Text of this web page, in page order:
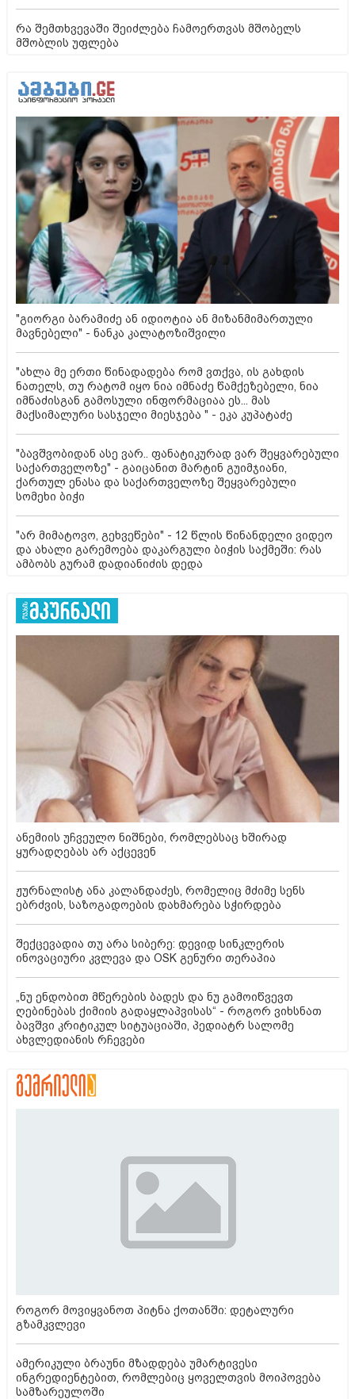
რა შემთხვევაში შეიძლება ჩამოერთვას მშობელს
მშობლის უფლება
"გიორგი ბარამიძე ან იდიოტია ან მიზანმიმართული
მავნებელი" - ნანკა კალატოზიშვილი
"ახლა მე ერთი წინადადება რომ ვთქვა, ის გახდის
ნათელს, თუ რატომ იყო ნია იმნაძე წამქეზებელი, ნია
იმნაძისგან გამოსული ინფორმაციაა ეს... მას
მაქსიმალური სასჯელი მიესჯება " - ეკა კუპატაძე
"ბავშვობიდან ასე ვარ.. ფანატიკურად ვარ შეყვარებული
საქართველოზე" - გაიცანით მარტინ გუიმჯიანი,
ქართულ ენასა და საქართველოზე შეყვარებული
სომეხი ბიჭი
"არ მიმატოვო, გეხვეწები" - 12 წლის წინანდელი ვიდეო
და ახალი გარემოება დაკარგული ბიჭის საქმეში: რას
ამბობს გურამ დადიანიძის დედა
ანემიის უჩვეულო ნიშნები, რომლებსაც ხშირად
ყურადღებას არ აქცევენ
ჟურნალისტ ანა კალანდაძეს, რომელიც მძიმე სენს
ებრძვის, საზოგადოების დახმარება სჭირდება
შექცევადია თუ არა სიბერე: დევიდ სინკლერის
ინოვაციური კვლევა და OSK გენური თერაპია
„ნუ ენდობით მწერების ბადეს და ნუ გამოიწვევთ
ღებინებას ქიმიის გადაყლაპვისას“ - როგორ ვიხსნათ
ბავშვი კრიტიკულ სიტუაციაში, პედიატრ სალომე
ახვლედიანის რჩევები
როგორ მოვიყვანოთ პიტნა ქოთანში: დეტალური
გზამკვლევი
ამერიკული ბრაუნი მზადდება უმარტივესი
ინგრედიენტებით, რომლებიც ყოველთვის მოიპოვება
სამზარეულოში